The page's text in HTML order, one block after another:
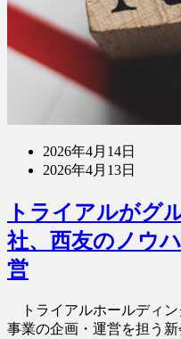
2026年4月14日
2026年4月13日
トライアルがグ
社、西友のノウ
営
トライアルホールディン
事業の企画・運営を担う